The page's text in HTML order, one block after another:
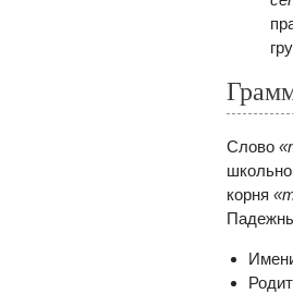
Слово
корня